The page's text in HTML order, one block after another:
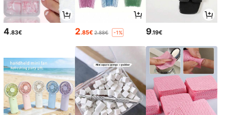
4.83€ 2.85€ 2.88€ -1% 9.19€